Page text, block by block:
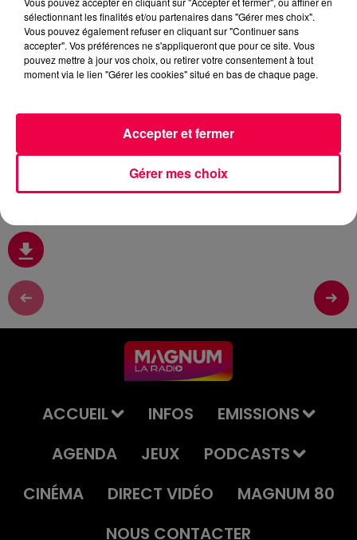
0:00 2 min 55 sec
3 juillet 2026 - 2 min 55 sec
DU VENDREDI 3 JUILLET
(MAGNUM DRIVE) Le jeu de l'anniversaire du Vendredi
3 Juillet
ACCUEIL INFOS
EMISSIONS
AGENDA
JEUX
PODCASTS
CINÉMA
DIRECT VIDÉO
MAGNUM 80
NOUS CONTACTER
sélectionnant les finalités et/ou partenaires dans "Gérer mes choix".
Vous pouvez également refuser en cliquant sur "Continuer sans
accepter". Vos préférences ne s'appliqueront que pour ce site. Vous
pouvez mettre à jour vos choix, ou retirer votre consentement à tout
moment via le lien "Gérer les cookies" situé en bas de chaque page.
Gérer mes choix
Accepter et fermer